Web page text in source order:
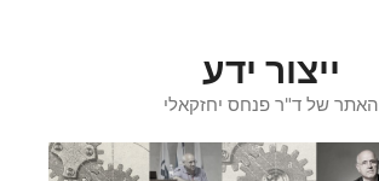
ייצור ידע
האתר של ד"ר פנחס יחזקאלי